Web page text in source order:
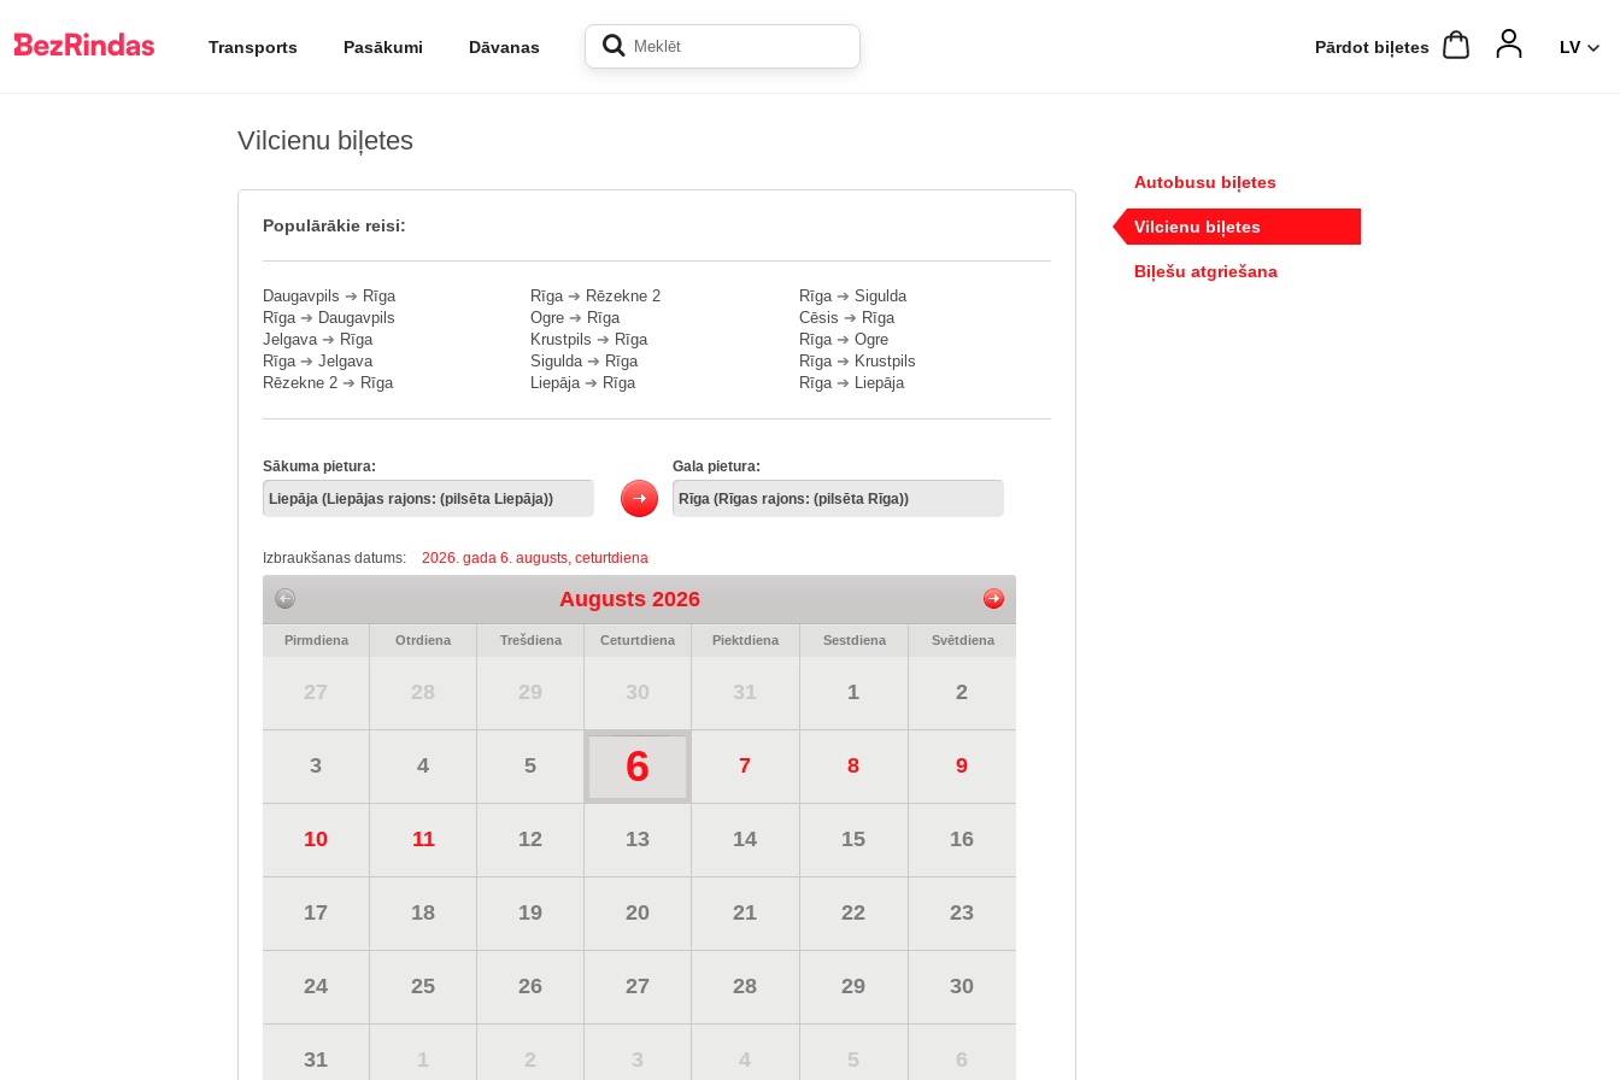
Transports Pasākumi Dāvanas Pārdot biļetes
Vilcienu biļetes
Populārākie reisi:
Daugavpils ➔ Rīga
Rīga➔ Daugavpils
Jelgava➔ Rīga
Rīga➔ Jelgava
Rēzekne 2 ➔ Rīga
Rīga➔ Rēzekne 2
Ogre ➔ Rīga
Krustpils ➔ Rīga
Sigulda➔ Rīga
Liepāja➔ Rīga
Rīga➔ Sigulda
Cēsis ➔ Rīga
Rīga➔ Ogre
Rīga➔ Krustpils
Rīga➔ Liepāja
Sākuma pietura: Gala pietura:
Izbraukšanas datums: 2026. gada 6. augusts, ceturtdiena
Augusts 2026
Pirmdiena Otrdiena Trešdiena Ceturtdiena Piektdiena Sestdiena Svētdiena
27 28 29 30 31 1 2
3 4 5 6 7 8 9
10 11 12 13 14 15 16
17 18 19 20 21 22 23
24 25 26 27 28 29 30
31 1 2 3 4 5 6
Autobusu biļetes
Vilcienu biļetes
Biļešu atgriešana